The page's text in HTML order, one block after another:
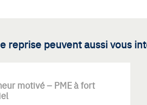
reprise peuvent aussi vous
motivé – PME à fort